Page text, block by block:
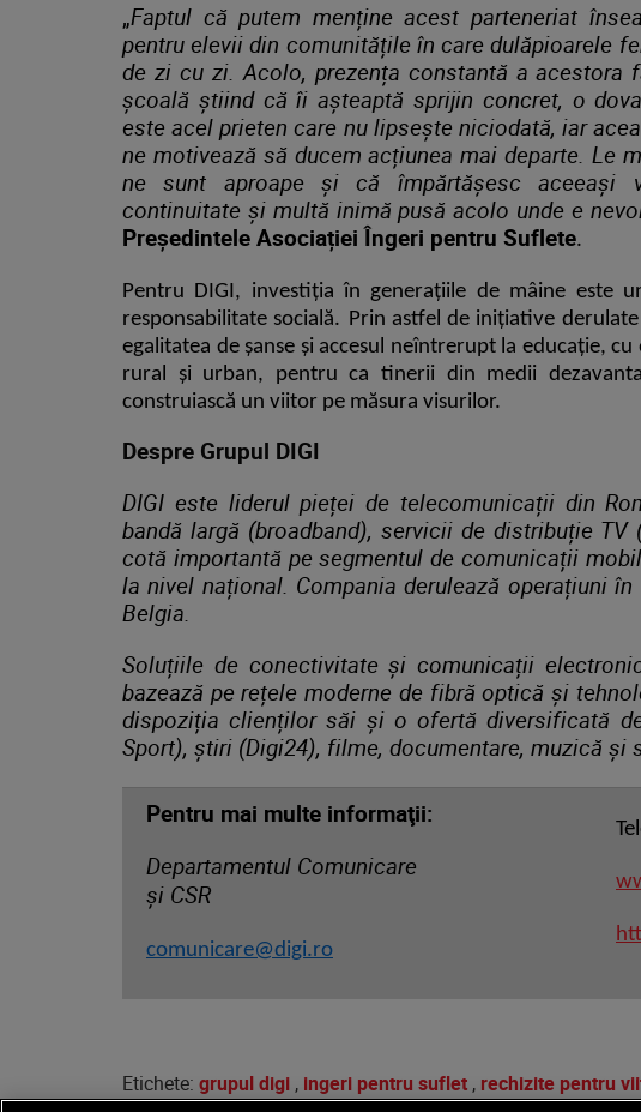
„Faptul că putem menține acest parteneriat
pentru elevii din comunitățile în care dulăpioarele
de zi cu zi. Acolo, prezența constantă a acestora
școală știind că îi așteaptă sprijin concret, o
este acel prieten care nu lipsește niciodată, iar
ne motivează să ducem acțiunea mai departe. Le
ne sunt aproape și că împărtășesc aceeași
continuitate și multă inimă pusă acolo unde e
Președintele Asociației Îngeri pentru Suflete.
Pentru DIGI, investiția în generațiile de mâine este
responsabilitate socială. Prin astfel de inițiative
egalitatea de șanse și accesul neîntrerupt la educație,
rural și urban, pentru ca tinerii din medii
construiască un viitor pe măsura visurilor.
Despre Grupul DIGI
DIGI este liderul pieței de telecomunicații din
bandă largă (broadband), servicii de distribuție
cotă importantă pe segmentul de comunicații
la nivel național. Compania derulează operațiuni
Belgia.
Soluțiile de conectivitate și comunicații
bazează pe rețele moderne de fibră optică și
dispoziția clienților săi și o ofertă diversificată
Sport), știri (Digi24), filme, documentare, muzică și
Pentru mai multe informaţii:
Departamentul Comunicare
și CSR
comunicare@digi.ro
Etichete: grupul digi , ingeri pentru suflet , rechizite pentru